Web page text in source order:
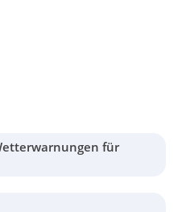
für